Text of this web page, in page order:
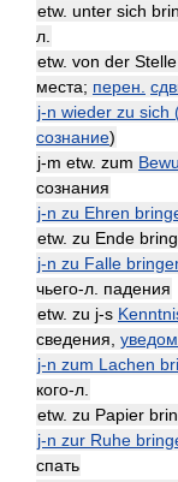
etw. unter sich
л.
etw. von der
места; перен.
j-n wieder zu sich
сознание)
j-m etw. zum
сознания
j-n zu Ehren
etw. zu Ende
j-n zu Falle
чьего-л. падения
etw. zu j-s
сведения,
j-n zum Lachen
кого-л.
etw. zu Papier
j-n zur Ruhe
спать